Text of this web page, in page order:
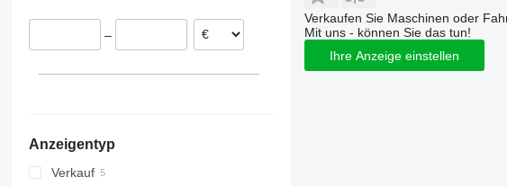
–
Anzeigentyp
Verkauf
Verkaufen Sie Maschinen oder
Mit uns - können Sie das tun!
Ihre Anzeige einstellen